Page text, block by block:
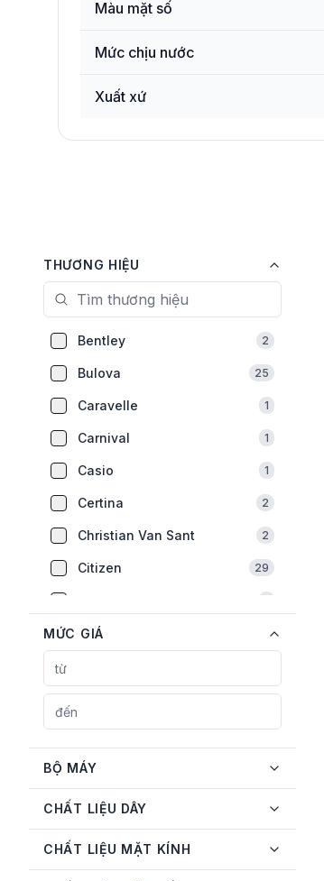
Màu mặt số
Mức chịu nước
Xuất xứ
THƯƠNG HIỆU
Bentley 2
Bulova 25
Caravelle 1
Carnival 1
Casio 1
Certina 2
Christian Van Sant 2
Citizen 29
Emporio Armani
Frederique Constant 5
Gucci 1
Guess
Invicta 72
JBW
MỨC GIÁ
BỘ MÁY
CHẤT LIỆU DÂY
CHẤT LIỆU MẶT KÍNH